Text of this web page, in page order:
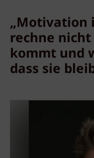
„Motivation
rechne
kommt und
dass sie